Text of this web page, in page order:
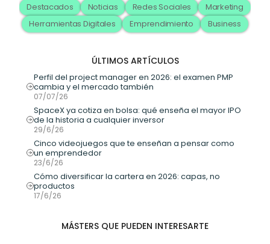
Destacados Noticias Redes Sociales
Marketing
Herramientas Digitales
Emprendimiento Business
ÚLTIMOS ARTÍCULOS
Perfil del project manager en 2026: el examen PMP
cambia y el mercado también
07/07/26
SpaceX ya cotiza en bolsa: qué enseña el mayor IPO
de la historia a cualquier inversor
29/6/26
Cinco videojuegos que te enseñan a pensar como
un emprendedor
23/6/26
Cómo diversificar la cartera en 2026: capas, no
productos
17/6/26
MÁSTERS QUE PUEDEN INTERESARTE